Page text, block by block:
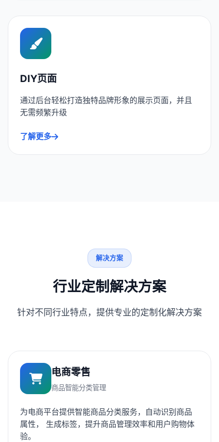
DIY页面
通过后台轻松打造独特品牌形象的展示页面，并且
无需频繁升级
了解更多
解决方案
行业定制解决方案
针对不同行业特点，提供专业的定制化解决方案
电商零售
商品智能分类管理
为电商平台提供智能商品分类服务，自动识别商品
属性， 生成标签，提升商品管理效率和用户购物体
验。